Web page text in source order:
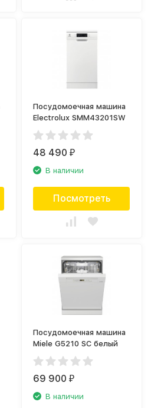
Посудомоечная машина
Electrolux SMM43201SW
48 490₽
В наличии
Посмотреть
Посудомоечная машина
Miele G5210 SC белый
69 900₽
В наличии